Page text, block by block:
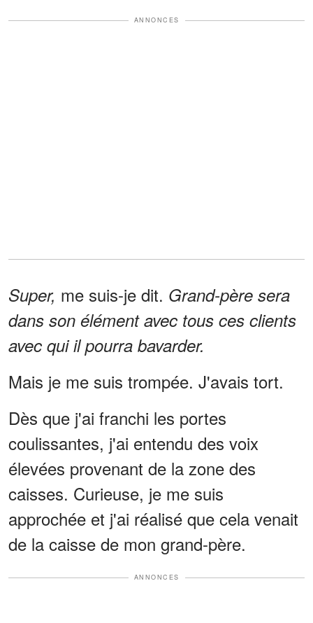
ANNONCES
Super, me suis-je dit. Grand-père sera
dans son élément avec tous ces clients
avec qui il pourra bavarder.
Mais je me suis trompée. J'avais tort.
Dès que j'ai franchi les portes
coulissantes, j'ai entendu des voix
élevées provenant de la zone des
caisses. Curieuse, je me suis
approchée et j'ai réalisé que cela venait
de la caisse de mon grand-père.
ANNONCES